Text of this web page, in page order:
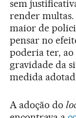
sem
render
maior de
pensar no
poderia ter,
gravidade da
medida
A adoção do